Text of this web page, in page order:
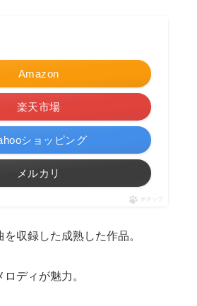
Amazon
楽天市場
ショッピング
メルカリ
ポチップ
を収録した成熟した作品。
ディが魅力。